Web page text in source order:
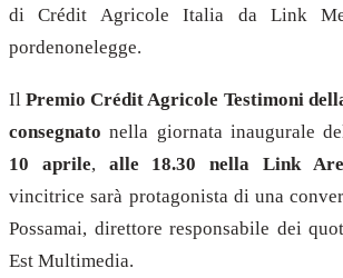
di Crédit Agricole Italia da Link
pordenonelegge.
IlPremio Crédit Agricole Testimoni
consegnato nella giornata inaugurale
10 aprile, alle 18.30 nella Link
vincitrice sarà protagonista di una
Possamai, direttore responsabile dei
Est Multimedia.